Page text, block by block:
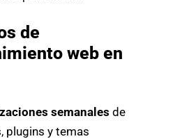
de
web en
semanales de
plugins y temas